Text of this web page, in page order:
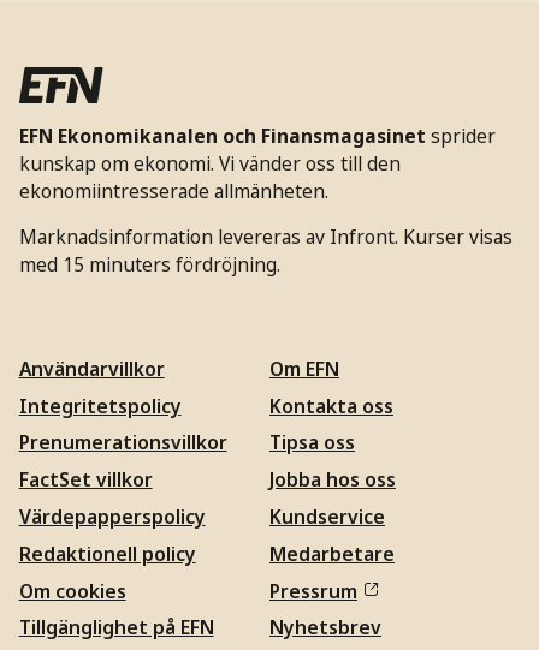
EFN Ekonomikanalen och Finansmagasinet sprider
kunskap om ekonomi. Vi vänder oss till den
ekonomiintresserade allmänheten.
Marknadsinformation levereras av Infront. Kurser visas
med 15 minuters fördröjning.
Användarvillkor
Integritetspolicy
Prenumerationsvillkor
FactSet villkor
Värdepapperspolicy
Redaktionell policy
Om cookies
Tillgänglighet på EFN
Om EFN
Kontakta oss
Tipsa oss
Jobba hos oss
Kundservice
Medarbetare
Pressrum
Nyhetsbrev